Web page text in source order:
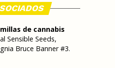
de cannabis
Sensible Seeds,
Bruce Banner #3.